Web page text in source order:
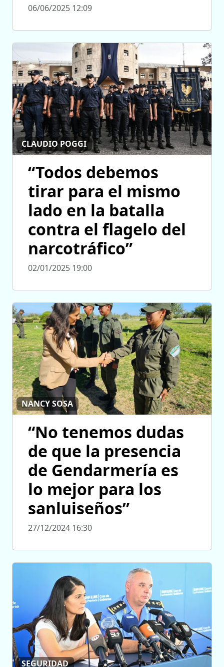
06/06/2025 12:09
CLAUDIO POGGI
“Todos debemos
tirar para el mismo
lado en la batalla
contra el flagelo del
narcotráfico”
02/01/2025 19:00
NANCY SOSA
“No tenemos dudas
de que la presencia
de Gendarmería es
lo mejor para los
sanluiseños”
27/12/2024 16:30
SEGURIDAD